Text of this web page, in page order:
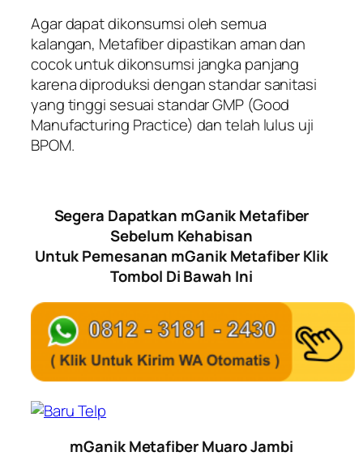
Agar dapat dikonsumsi oleh semua
kalangan, Metafiber dipastikan aman dan
cocok untuk dikonsumsi jangka panjang
karena diproduksi dengan standar sanitasi
yang tinggi sesuai standar GMP (Good
Manufacturing Practice) dan telah lulus uji
BPOM.
Segera Dapatkan mGanik Metafiber
Sebelum Kehabisan
Untuk Pemesanan mGanik Metafiber Klik
Tombol Di Bawah Ini
mGanik Metafiber Muaro Jambi